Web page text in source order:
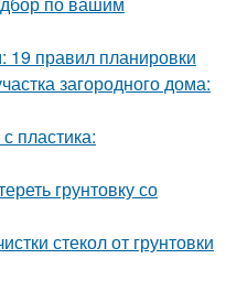
19 правил планировки
загородного дома:
пластика:
грунтовку со
стекол от грунтовки